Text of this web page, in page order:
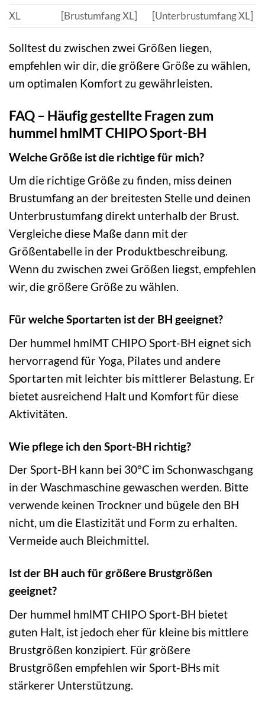
XL [Brustumfang XL] [Unterbrustumfang XL]
Solltest du zwischen zwei Größen liegen,
empfehlen wir dir, die größere Größe zu wählen,
um optimalen Komfort zu gewährleisten.
FAQ – Häufig gestellte Fragen zum
hummel hmlMT CHIPO Sport-BH
Welche Größe ist die richtige für mich?
Um die richtige Größe zu finden, miss deinen
Brustumfang an der breitesten Stelle und deinen
Unterbrustumfang direkt unterhalb der Brust.
Vergleiche diese Maße dann mit der
Größentabelle in der Produktbeschreibung.
Wenn du zwischen zwei Größen liegst, empfehlen
wir, die größere Größe zu wählen.
Für welche Sportarten ist der BH geeignet?
Der hummel hmlMT CHIPO Sport-BH eignet sich
hervorragend für Yoga, Pilates und andere
Sportarten mit leichter bis mittlerer Belastung. Er
bietet ausreichend Halt und Komfort für diese
Aktivitäten.
Wie pflege ich den Sport-BH richtig?
Der Sport-BH kann bei 30°C im Schonwaschgang
in der Waschmaschine gewaschen werden. Bitte
verwende keinen Trockner und bügele den BH
nicht, um die Elastizität und Form zu erhalten.
Vermeide auch Bleichmittel.
Ist der BH auch für größere Brustgrößen
geeignet?
Der hummel hmlMT CHIPO Sport-BH bietet
guten Halt, ist jedoch eher für kleine bis mittlere
Brustgrößen konzipiert. Für größere
Brustgrößen empfehlen wir Sport-BHs mit
stärkerer Unterstützung.